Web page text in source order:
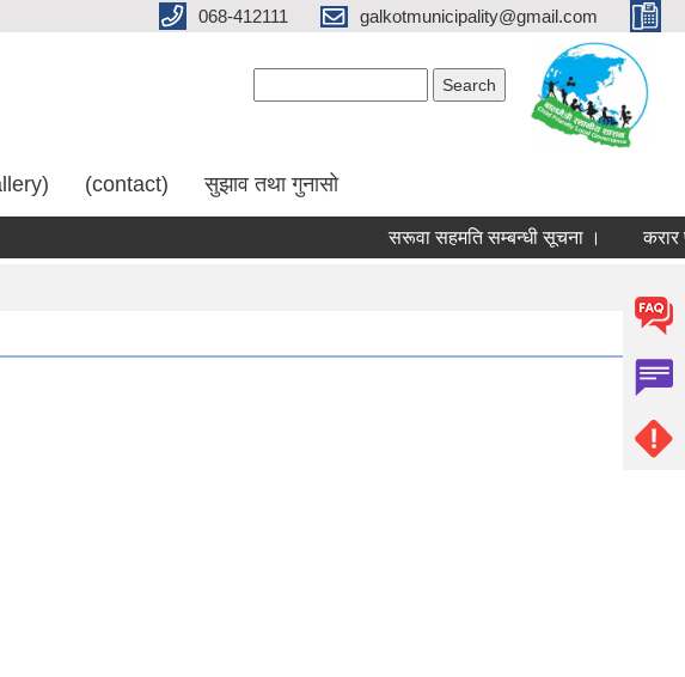
068-412111 galkotmunicipality@gmail.com
(contact) सुझाव तथा गुनासो
सरूवा सहमति सम्बन्धी सूचना । करार